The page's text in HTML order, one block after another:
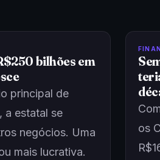
bilhões em
principal de
a estatal se
negócios. Uma
mais lucrativa.
os